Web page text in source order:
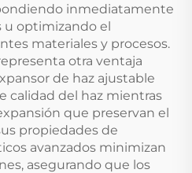
inmediatamente
u optimizando el
materiales y procesos.
otra ventaja
de haz ajustable
calidad del haz mientras
que preservan el
propiedades de
avanzados minimizan
asegurando que los